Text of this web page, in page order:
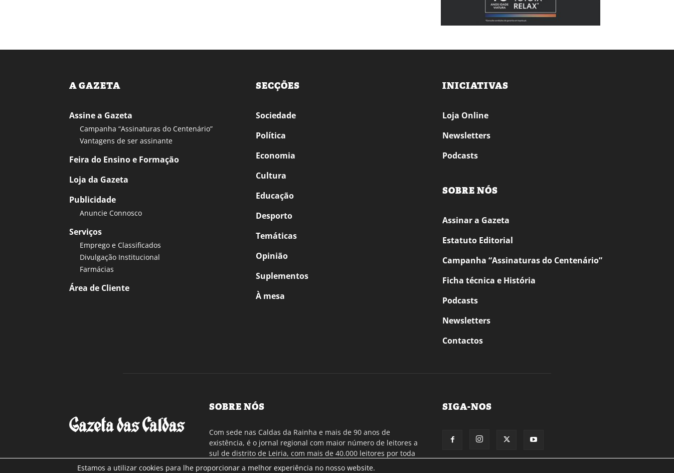
A GAZETA
Assine a Gazeta
Campanha “Assinaturas do Centenário”
Vantagens de ser assinante
Feira do Ensino e Formação
Loja da Gazeta
Publicidade
Anuncie Connosco
Serviços
Emprego e Classificados
Divulgação Institucional
Farmácias
Área de Cliente
SECÇÕES
Sociedade
Política
Economia
Cultura
Educação
Desporto
Temáticas
Opinião
Suplementos
À mesa
INICIATIVAS
Loja Online
Newsletters
Podcasts
SOBRE NÓS
Assinar a Gazeta
Estatuto Editorial
Campanha “Assinaturas do Centenário”
Ficha técnica e História
Podcasts
Newsletters
Contactos
SOBRE NÓS
Com sede nas Caldas da Rainha e mais de 90 anos de
existência, é o jornal regional com maior número de leitores a
sul de distrito de Leiria, com mais de 40.000 leitores por toda
a região Oeste. Jornal com distribuição em Portugal
SIGA-NOS
Estamos a utilizar cookies para lhe proporcionar a melhor experiência no nosso website.